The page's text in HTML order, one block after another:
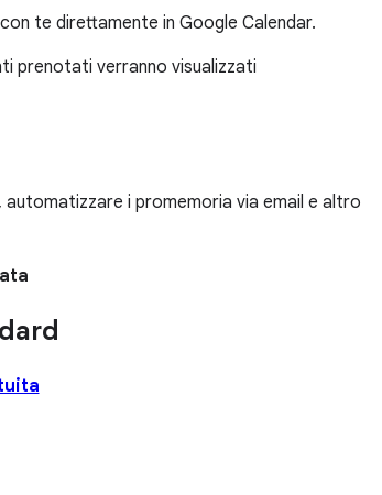
te direttamente in Google Calendar.
prenotati verranno visualizzati
i promemoria via email e altro